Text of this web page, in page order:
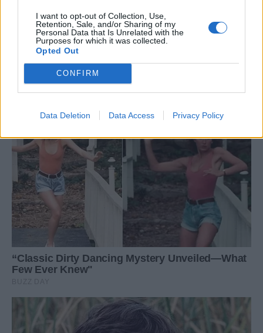
I want to opt-out of Collection, Use,
Retention, Sale, and/or Sharing of my
Personal Data that Is Unrelated with the
Purposes for which it was collected.
Opted Out
CONFIRM
Data Deletion Data Access Privacy Policy